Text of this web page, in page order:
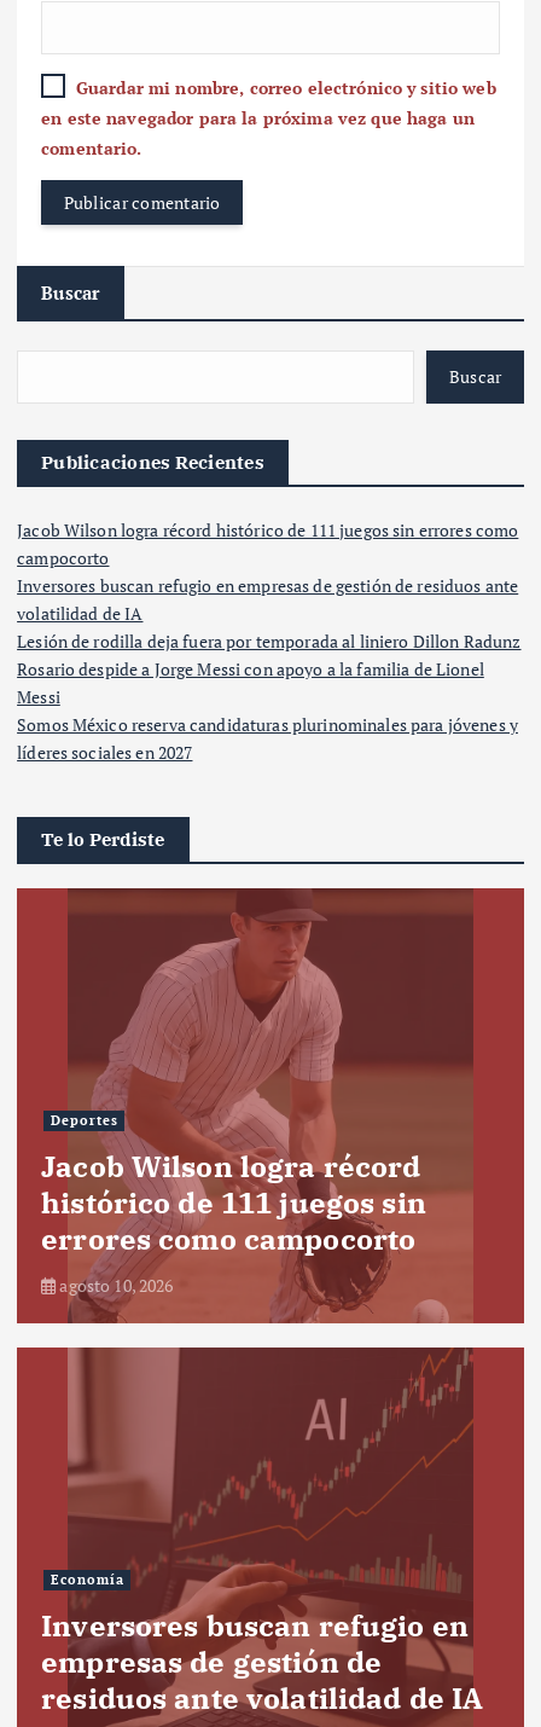
Guardar mi nombre, correo electrónico y sitio web
en este navegador para la próxima vez que haga un
comentario.
Buscar
Buscar
Publicaciones Recientes
Jacob Wilson logra récord histórico de 111 juegos sin errores como
campocorto
Inversores buscan refugio en empresas de gestión de residuos ante
volatilidad de IA
Lesión de rodilla deja fuera por temporada al liniero Dillon Radunz
Rosario despide a Jorge Messi con apoyo a la familia de Lionel
Messi
Somos México reserva candidaturas plurinominales para jóvenes y
líderes sociales en 2027
Te lo Perdiste
Deportes
Jacob Wilson logra récord
histórico de 111 juegos sin
errores como campocorto
agosto 10, 2026
Economía
Inversores buscan refugio en
empresas de gestión de
residuos ante volatilidad de IA